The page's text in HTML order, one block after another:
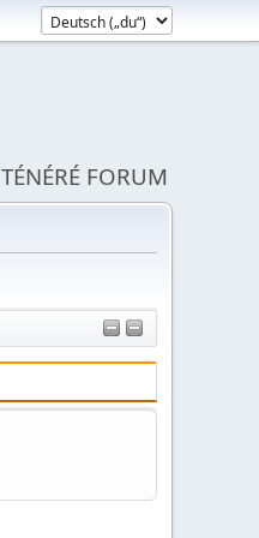
TÉNÉRÉ FORUM